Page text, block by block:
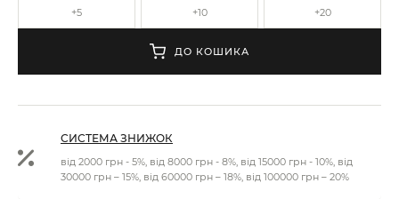
+5 +10 +20
ДО КОШИКА
СИСТЕМА ЗНИЖОК
від 2000 грн - 5%, від 8000 грн - 8%, від 15000 грн - 10%, від
30000 грн – 15%, від 60000 грн – 18%, від 100000 грн – 20%